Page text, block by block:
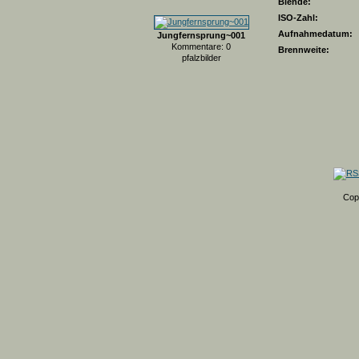
Jungfernsprung~001
Kommentare: 0
pfalzbilder
ISO-Zahl:
Aufnahmedatum:
Brennweite: